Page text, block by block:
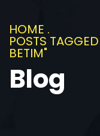
HOME .
POSTS
BETIM"
Blog